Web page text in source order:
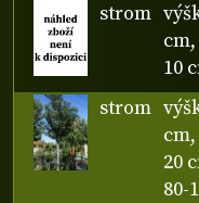
strom
10
strom
20
80-